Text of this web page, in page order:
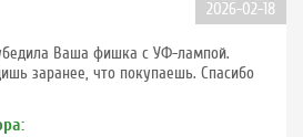
2026-02-18
Ваша фишка с УФ-лампой.
заранее, что покупаешь. Спасибо